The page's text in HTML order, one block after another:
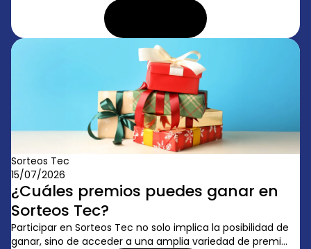
Sorteos Tec
15/07/2026
¿Cuáles premios puedes ganar en
Sorteos Tec?
Participar en Sorteos Tec no solo implica la posibilidad de
ganar, sino de acceder a una amplia variedad de premi...